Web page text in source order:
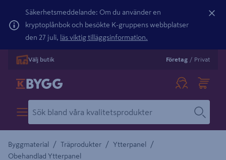
Säkerhetsmeddelande: Om du använder en
kryptoplånbok och besökte K-gruppens webbplatser
den 27 juli, läs viktig tilläggsinformation.
Välj butik Företag / Privat
Byggmaterial / Träprodukter / Ytterpanel /
Obehandlad Ytterpanel